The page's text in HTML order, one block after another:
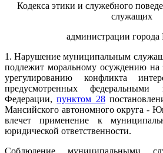
Кодекса этики и служебного
служащих
администрации
1. Нарушение муниципальным
подлежит моральному осуждению на
урегулированию конфликта
предусмотренных федеральными
Федерации,пунктом 28
Мансийского автономного округа -
влечет применение к
юридической ответственности.